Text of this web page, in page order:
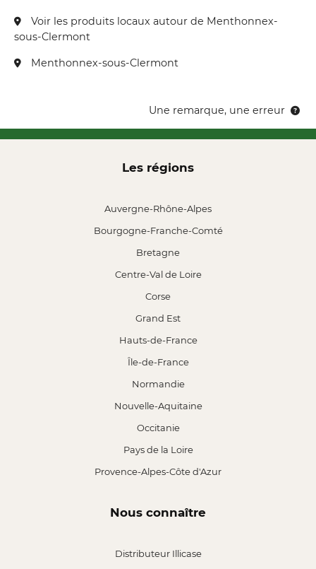
Voir les produits locaux autour de Menthonnex-
sous-Clermont
Menthonnex-sous-Clermont
Une remarque, une erreur
Les régions
Auvergne-Rhône-Alpes
Bourgogne-Franche-Comté
Bretagne
Centre-Val de Loire
Corse
Grand Est
Hauts-de-France
Île-de-France
Normandie
Nouvelle-Aquitaine
Occitanie
Pays de la Loire
Provence-Alpes-Côte d'Azur
Nous connaître
Distributeur Illicase